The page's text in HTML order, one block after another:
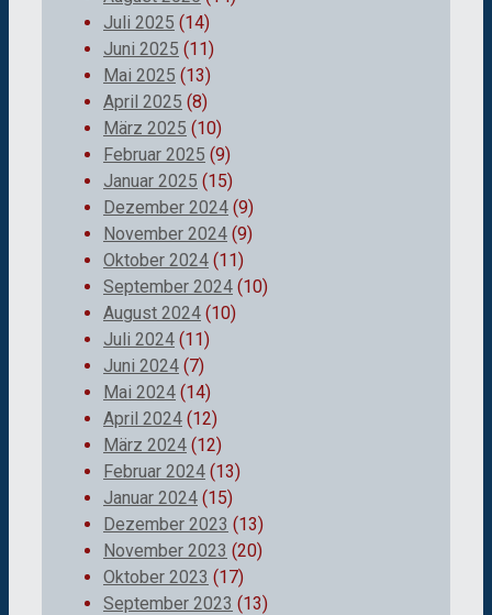
Juli 2025 (14)
Juni 2025 (11)
Mai 2025 (13)
April 2025 (8)
März 2025 (10)
Februar 2025 (9)
Januar 2025 (15)
Dezember 2024 (9)
November 2024 (9)
Oktober 2024 (11)
September 2024 (10)
August 2024 (10)
Juli 2024 (11)
Juni 2024 (7)
Mai 2024 (14)
April 2024 (12)
März 2024 (12)
Februar 2024 (13)
Januar 2024 (15)
Dezember 2023 (13)
November 2023 (20)
Oktober 2023 (17)
September 2023 (13)